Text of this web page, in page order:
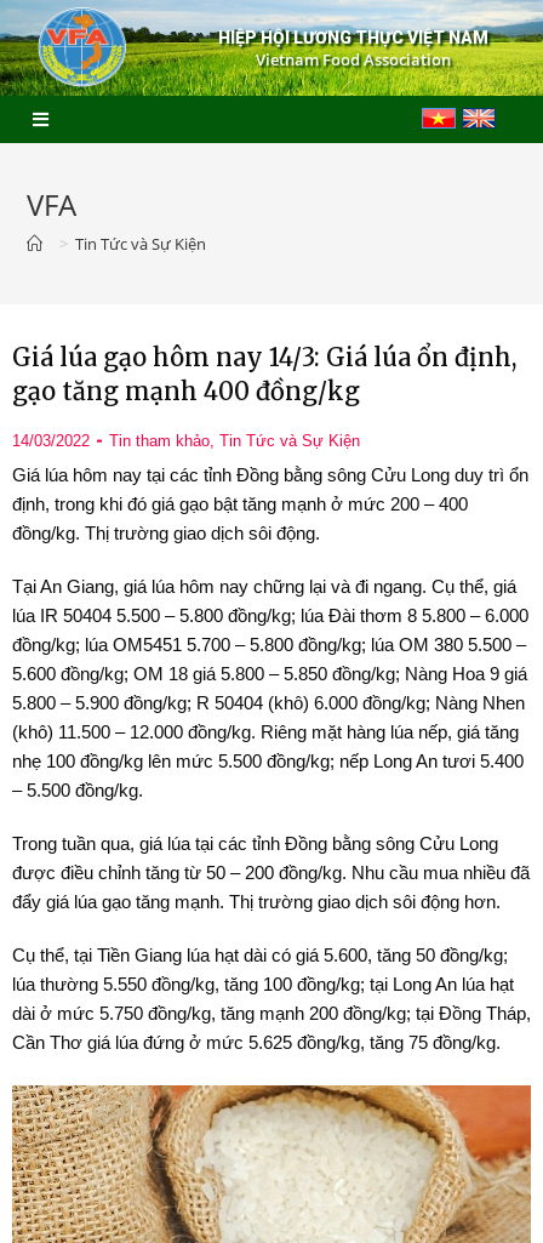
HIỆP HỘI LƯƠNG THỰC VIỆT NAM
Vietnam Food Association
VFA
> Tin Tức và Sự Kiện
Giá lúa gạo hôm nay 14/3: Giá lúa ổn định,
gạo tăng mạnh 400 đồng/kg
14/03/2022 Tin tham khảo, Tin Tức và Sự Kiện
Giá lúa hôm nay tại các tỉnh Đồng bằng sông Cửu Long duy trì ổn
định, trong khi đó giá gạo bật tăng mạnh ở mức 200 – 400
đồng/kg. Thị trường giao dịch sôi động.
Tại An Giang, giá lúa hôm nay chững lại và đi ngang. Cụ thể, giá
lúa IR 50404 5.500 – 5.800 đồng/kg; lúa Đài thơm 8 5.800 – 6.000
đồng/kg; lúa OM5451 5.700 – 5.800 đồng/kg; lúa OM 380 5.500 –
5.600 đồng/kg; OM 18 giá 5.800 – 5.850 đồng/kg; Nàng Hoa 9 giá
5.800 – 5.900 đồng/kg; R 50404 (khô) 6.000 đồng/kg; Nàng Nhen
(khô) 11.500 – 12.000 đồng/kg. Riêng mặt hàng lúa nếp, giá tăng
nhẹ 100 đồng/kg lên mức 5.500 đồng/kg; nếp Long An tươi 5.400
– 5.500 đồng/kg.
Trong tuần qua, giá lúa tại các tỉnh Đồng bằng sông Cửu Long
được điều chỉnh tăng từ 50 – 200 đồng/kg. Nhu cầu mua nhiều đã
đẩy giá lúa gạo tăng mạnh. Thị trường giao dịch sôi động hơn.
Cụ thể, tại Tiền Giang lúa hạt dài có giá 5.600, tăng 50 đồng/kg;
lúa thường 5.550 đồng/kg, tăng 100 đồng/kg; tại Long An lúa hạt
dài ở mức 5.750 đồng/kg, tăng mạnh 200 đồng/kg; tại Đồng Tháp,
Cần Thơ giá lúa đứng ở mức 5.625 đồng/kg, tăng 75 đồng/kg.